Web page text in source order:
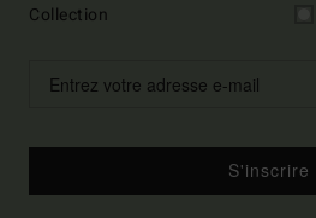
Collection
S'inscrire